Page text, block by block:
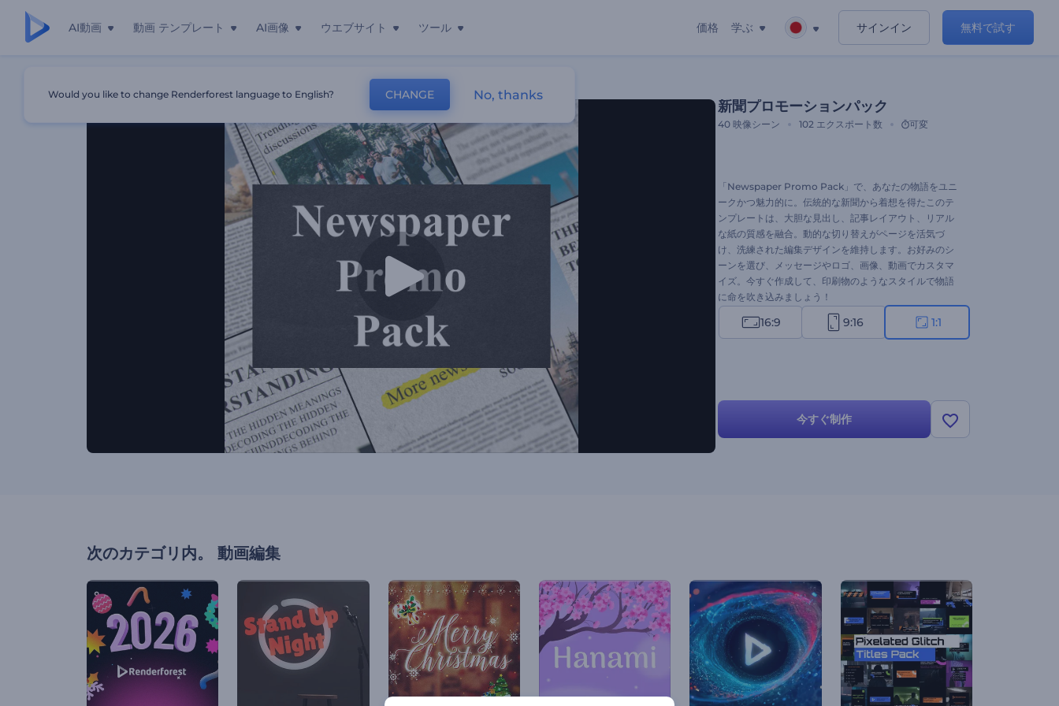
AI動画 動画 テンプレート AI画像 ウエブサイト ツール 価格 学ぶ サインイン 無料で試す
新聞プロモーションパック
40 映像シーン 102 エクスポート数 可変
「Newspaper Promo Pack」で、あなたの物語をユニ
ークかつ魅力的に。伝統的な新聞から着想を得たこのテ
ンプレートは、大胆な見出し、記事レイアウト、リアル
な紙の質感を融合。動的な切り替えがページを活気づ
け、洗練された編集デザインを維持します。お好みのシ
ーンを選び、メッセージやロゴ、画像、動画でカスタマ
イズ。今すぐ作成して、印刷物のようなスタイルで物語
に命を吹き込みましょう！
16:9 9:16 1:1
今すぐ制作
次のカテゴリ内。 動画編集
Would you like to change Renderforest language to English? CHANGE No, thanks